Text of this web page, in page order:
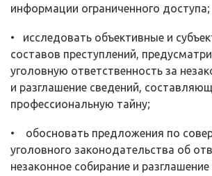
информации ограниченного доступа;
• исследовать объективные и
составов престу­плений,
уголовную ответственность за
и разглашение сведений,
профессиональную тайну;
• обосновать предложения по
уголовного законо­дательства об
незаконное собирание и разглашение